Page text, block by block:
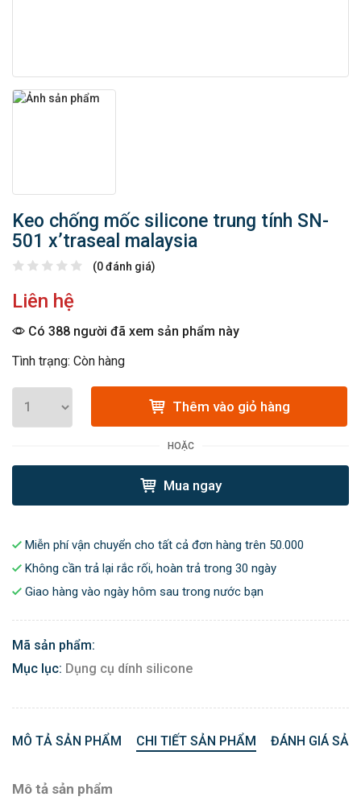
Keo chống mốc silicone trung tính SN-
501 x’traseal malaysia
(0 đánh giá)
Liên hệ
Có 388 người đã xem sản phẩm này
Tình trạng: Còn hàng
Thêm vào giỏ hàng
HOẶC
Mua ngay
Miễn phí vận chuyển cho tất cả đơn hàng trên 50.000
Không cần trả lại rắc rối, hoàn trả trong 30 ngày
Giao hàng vào ngày hôm sau trong nước bạn
Mã sản phẩm:
Mục lục: Dụng cụ dính silicone
MÔ TẢ SẢN PHẨM CHI TIẾT SẢN PHẨM ĐÁNH GIÁ
Mô tả sản phẩm